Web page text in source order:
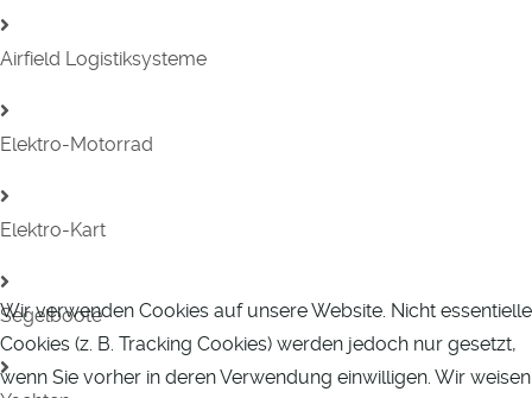
Airfield Logistiksysteme
Elektro-Motorrad
Elektro-Kart
Segelboote
Wir verwenden Cookies auf unsere Website. Nicht essentielle
Cookies (z. B. Tracking Cookies) werden jedoch nur gesetzt,
wenn Sie vorher in deren Verwendung einwilligen. Wir weisen